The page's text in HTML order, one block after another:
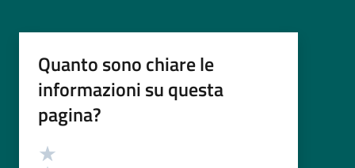
Quanto sono chiare le
informazioni su questa
pagina?
Valutazione